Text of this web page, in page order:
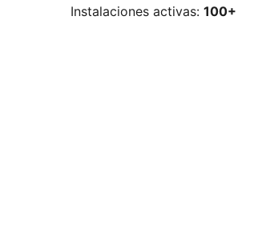
Instalaciones activas: 100+